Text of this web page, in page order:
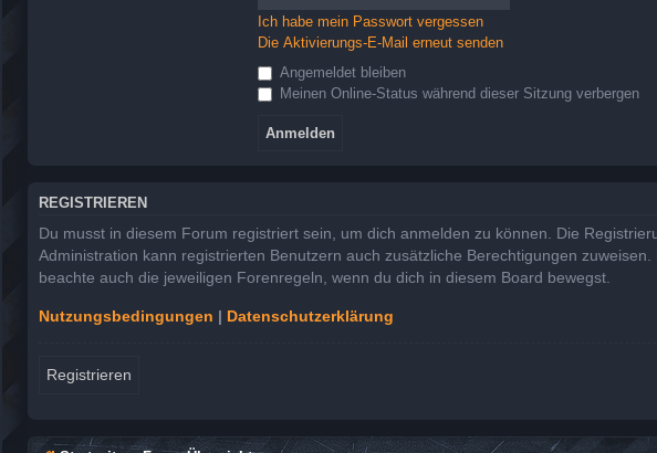
Ich habe mein Passwort vergessen
Die Aktivierungs-E-Mail erneut senden
Angemeldet bleiben
Meinen Online-Status während dieser Sitzung verbergen
REGISTRIEREN
Du musst in diesem Forum registriert sein, um dich anmelden zu können. Die
Administration kann registrierten Benutzern auch zusätzliche Berechtigungen
beachte auch die jeweiligen Forenregeln, wenn du dich in diesem Board bewegst.
Nutzungsbedingungen | Datenschutzerklärung
Registrieren